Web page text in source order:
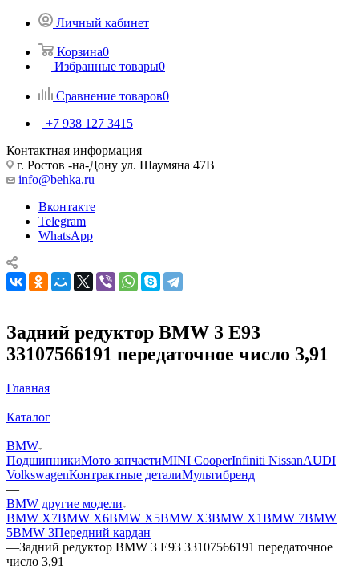
Личный кабинет
Корзина0
Избранные товары0
Сравнение товаров0
+7 938 127 3415
Контактная информация
г. Ростов -на-Дону ул. Шаумяна 47В
info@behka.ru
Вконтакте
Telegram
WhatsApp
Задний редуктор BMW 3 E93
33107566191 передаточное число 3,91
Главная
—
Каталог
—
BMW
ПодшипникиМото запчастиMINI CooperInfiniti NissanAUDI
VolkswagenКонтрактные деталиМультибренд
—
BMW другие модели
BMW X7BMW X6BMW X5BMW X3BMW X1BMW 7BMW
5BMW 3Передний кардан
—Задний редуктор BMW 3 E93 33107566191 передаточное
число 3,91